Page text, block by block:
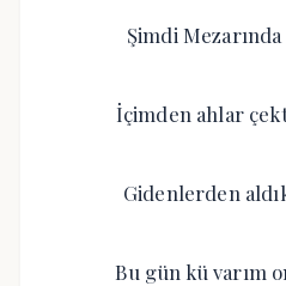
Şimdi
İçimden ahlar
Gidenlerden
Bu gün kü varım